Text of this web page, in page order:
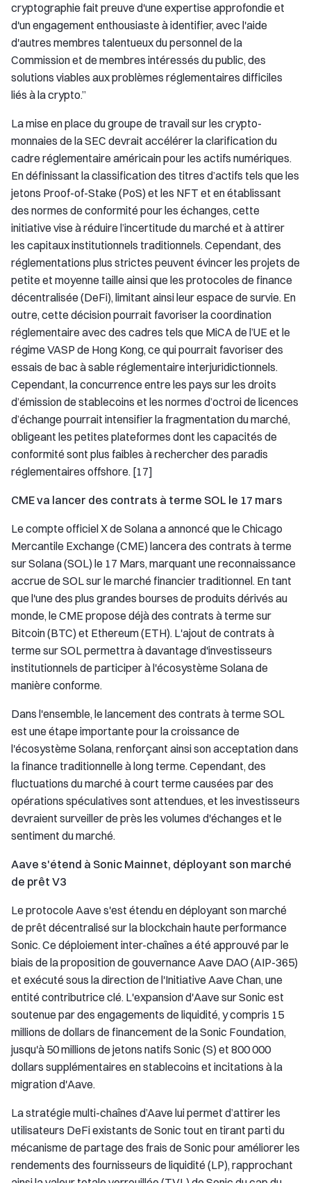
cryptographie fait preuve d'une expertise approfondie et
d'un engagement enthousiaste à identifier, avec l'aide
d'autres membres talentueux du personnel de la
Commission et de membres intéressés du public, des
solutions viables aux problèmes réglementaires difficiles
liés à la crypto.”
La mise en place du groupe de travail sur les crypto-
monnaies de la SEC devrait accélérer la clarification du
cadre réglementaire américain pour les actifs numériques.
En définissant la classification des titres d’actifs tels que les
jetons Proof-of-Stake (PoS) et les NFT et en établissant
des normes de conformité pour les échanges, cette
initiative vise à réduire l’incertitude du marché et à attirer
les capitaux institutionnels traditionnels. Cependant, des
réglementations plus strictes peuvent évincer les projets de
petite et moyenne taille ainsi que les protocoles de finance
décentralisée (DeFi), limitant ainsi leur espace de survie. En
outre, cette décision pourrait favoriser la coordination
réglementaire avec des cadres tels que MiCA de l’UE et le
régime VASP de Hong Kong, ce qui pourrait favoriser des
essais de bac à sable réglementaire interjuridictionnels.
Cependant, la concurrence entre les pays sur les droits
d’émission de stablecoins et les normes d’octroi de licences
d’échange pourrait intensifier la fragmentation du marché,
obligeant les petites plateformes dont les capacités de
conformité sont plus faibles à rechercher des paradis
réglementaires offshore. [17]
CME va lancer des contrats à terme SOL le 17 mars
Le compte officiel X de Solana a annoncé que le Chicago
Mercantile Exchange (CME) lancera des contrats à terme
sur Solana (SOL) le 17 Mars, marquant une reconnaissance
accrue de SOL sur le marché financier traditionnel. En tant
que l'une des plus grandes bourses de produits dérivés au
monde, le CME propose déjà des contrats à terme sur
Bitcoin (BTC) et Ethereum (ETH). L'ajout de contrats à
terme sur SOL permettra à davantage d'investisseurs
institutionnels de participer à l'écosystème Solana de
manière conforme.
Dans l'ensemble, le lancement des contrats à terme SOL
est une étape importante pour la croissance de
l'écosystème Solana, renforçant ainsi son acceptation dans
la finance traditionnelle à long terme. Cependant, des
fluctuations du marché à court terme causées par des
opérations spéculatives sont attendues, et les investisseurs
devraient surveiller de près les volumes d'échanges et le
sentiment du marché.
Aave s'étend à Sonic Mainnet, déployant son marché
de prêt V3
Le protocole Aave s'est étendu en déployant son marché
de prêt décentralisé sur la blockchain haute performance
Sonic. Ce déploiement inter-chaînes a été approuvé par le
biais de la proposition de gouvernance Aave DAO (AIP-365)
et exécuté sous la direction de l'Initiative Aave Chan, une
entité contributrice clé. L'expansion d'Aave sur Sonic est
soutenue par des engagements de liquidité, y compris 15
millions de dollars de financement de la Sonic Foundation,
jusqu'à 50 millions de jetons natifs Sonic (S) et 800 000
dollars supplémentaires en stablecoins et incitations à la
migration d'Aave.
La stratégie multi-chaînes d’Aave lui permet d’attirer les
utilisateurs DeFi existants de Sonic tout en tirant parti du
mécanisme de partage des frais de Sonic pour améliorer les
rendements des fournisseurs de liquidité (LP), rapprochant